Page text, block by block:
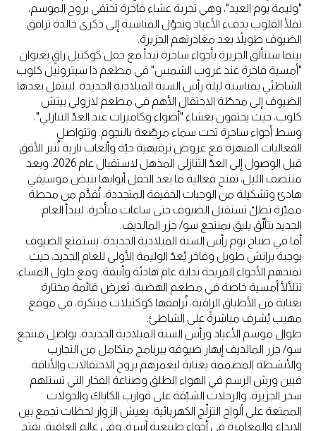
"وليمة يوم العيد"، وهي تجربة عشاء فاخرة تحتفي بروح الموسم،
تملأ القلوب بدفء الأعياد وتحوّل المناسبة إلى ذكرى خالدة ترافق
الضيوف طويلاً بعد مغادرتهم الجزيرة.
بينما ستتألق الجزيرة بأجواء ساحرة تبدأ مع حفل كوكتيل راقٍ بعنوان
"أمسية فاخرة عند غروب الشمس" في مطعم ذا سيترونيل كلوب
الشاطئي بمناسبة ليلة رأس السنة الميلادية الجديدة. لينتقل بعدها
الضيوف إلى محطّة الاحتفال الأهم في مطعم لازولي بيتش
كلوب، حيث يحتفون بعشاء "أضواء وكاميرات عند العدّ التنازلي"،
وسط أجواء ساحرة تحت سماء مرصّعة بالنجوم. وتتواصل
الفعاليات المبهرة مع عروض ترفيهية حيّة وألعاب نارية تُنير الأفق
قبل الوصول إلى العدّ التنازلي المذهل لاستقبال عام 2026. وبعد
منتصف الليل، تفتح فعالية ما بعد الحفل أبوابها بنبض موسيقي
هادئ وتشكيلة من الوجبات الخفيفة المتجددة، تُقدَّم من محطة
مميّزة تظلّ تستقبل الضيوف حتى ساعات متأخرة، ليبدأ العام
الجديد بتألّق يليق بمنتجع سو/ جزر المالديف.
أما في صباح يوم رأس السنة الميلادية الجديدة، يستمتع الضيوف
بوجبة برانش طويل وفاخر يُعدّ الوليمة الأولى للعام الجديد، حيث
تمنحهم الأجواء المريحة بداية عام هادئة وأنيقة. ومع حلول المساء،
تتلألأ أمسية خاصة في مطعم الهضبة، تَعرض قائمة مختارة
بعناية من الأطباق الراقية، تُرافقها كوكتيلات مبتكرة، في موقع
مهيب يُشرف مباشرةً على الشاطئ.
طوال موسم الأعياد ورأس السنة الميلادية الجديدة، يواصل منتجع
سو/ جزر المالديف إبهار ضيوفه ببرنامج متكامل من التجارب
والأنشطة المصممة بعناية ليغمرهم بروح الاحتفالات والأناقة.
فبين ورش الرسم في الهواء الطلق وصناعة الفخار التي تستلهم
سحر الجزيرة، والرحلات الشيّقة على قوارب الكاياك والجولات
الممتعة على ألواح التزلّج الكهربائية، يعيش الزوار لحظات تجمع بين
الإبداع والمغامرة في أجواء طبيعية آسرة. وفي عالم العافية، يفتح